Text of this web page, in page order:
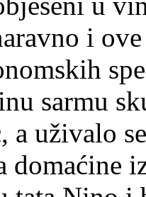
i
sarmu
a uživalo
domaćine